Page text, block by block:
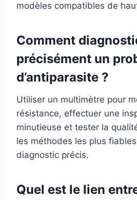
modèles compatibles de
Comment
précisément un
d’antiparasite ?
Utiliser un multimètre pour
résistance, effectuer une
minutieuse et tester la
les méthodes les plus
diagnostic précis.
Quel est le lien